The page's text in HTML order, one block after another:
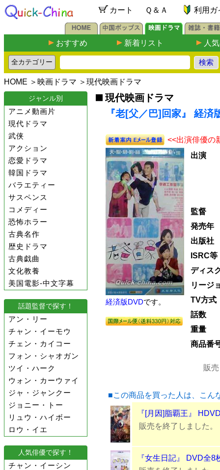
カート Ｑ＆Ａ 利用ガ
おすすめ 新着リスト 人
HOME ＞ 映画ドラマ ＞ 現代映画ドラマ
ジャンル別
アニメ動画片
現代ドラマ
武侠
アクション
恋愛ドラマ
韓国ドラマ
バラエティー
サスペンス
コメディー
恐怖ホラー
古典名作
歴史ドラマ
古典戯曲
文化教養
美国電影-中文字幕
話題監督で探す！
アン・リー
チャン・イーモウ
チェン・カイコー
フォン・シャオガン
ツイ・ハーク
ウォン・カーウァイ
ジャ・ジャンクー
ジョニー・トー
リュウ・ハイボー
ロウ・イエ
人気俳優で探す！
チャン・イーシン
現代映画ドラマ
『老[父／巴]回家』 経済
<<出演俳優の
経済版DVDです。
出演
監督
発売年
出版社
ISRC等
ディス
リージ
TV方式
話数
重量
商品番
販
■この商品を買った人は、こん
『[月因]脂覇王』
販売を終了しました。
『女生日記』 DVD全8